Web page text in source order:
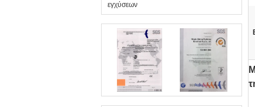
εγχύσεων